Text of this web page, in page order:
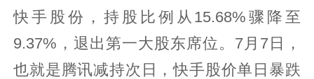
快手股份，持股比例从15.68%骤降至
9.37%，退出第一大股东席位。7月7日，
也就是腾讯减持次日，快手股价单日暴跌